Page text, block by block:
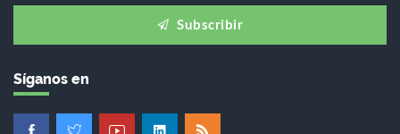
Subscribir
Síganos en